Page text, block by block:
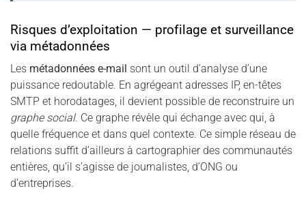
Risques d’exploitation — profilage et surveillance
via métadonnées
Les métadonnées e-mail sont un outil d’analyse d’une
puissance redoutable. En agrégeant adresses IP, en-têtes
SMTP et horodatages, il devient possible de reconstruire un
graphe social. Ce graphe révèle qui échange avec qui, à
quelle fréquence et dans quel contexte. Ce simple réseau de
relations suffit d’ailleurs à cartographier des communautés
entières, qu’il s’agisse de journalistes, d’ONG ou
d’entreprises.